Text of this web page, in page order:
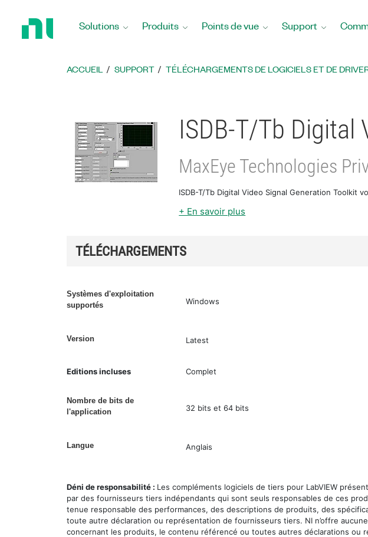
Solutions Produits Points de vue Support
ACCUEIL SUPPORT TÉLÉCHARGEMENTS DE LOGICIELS ET DE
ISDB-T/Tb Digital
MaxEye Technologies
ISDB-T/Tb Digital Video Signal Generation Toolkit
+ En savoir plus
TÉLÉCHARGEMENTS
Systèmes d'exploitation
supportés
Windows
Version Latest
Editions incluses Complet
Nombre de bits de
l'application
32 bits et 64 bits
Langue Anglais
Déni de responsabilité : Les compléments logiciels de tiers pour LabVIEW
par des fournisseurs tiers indépendants qui sont seuls responsables de ces
tenue responsable des performances, des descriptions de produits, des
toute autre déclaration ou représentation de fournisseurs tiers. NI n’offre
concernant les produits, le contenu référencé ou toutes autres déclarations ou